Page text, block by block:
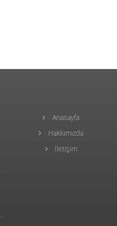
Anasayfa
Hakkımızda
İletişim